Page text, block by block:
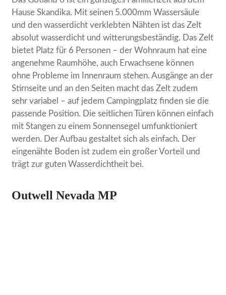
Hause Skandika. Mit seinen 5.000mm Wassersäule
und den wasserdicht verklebten Nähten ist das Zelt
absolut wasserdicht und witterungsbeständig. Das Zelt
bietet Platz für 6 Personen – der Wohnraum hat eine
angenehme Raumhöhe, auch Erwachsene können
ohne Probleme im Innenraum stehen. Ausgänge an der
Stirnseite und an den Seiten macht das Zelt zudem
sehr variabel – auf jedem Campingplatz finden sie die
passende Position. Die seitlichen Türen können einfach
mit Stangen zu einem Sonnensegel umfunktioniert
werden. Der Aufbau gestaltet sich als einfach. Der
eingenähte Boden ist zudem ein großer Vorteil und
trägt zur guten Wasserdichtheit bei.
Outwell Nevada MP